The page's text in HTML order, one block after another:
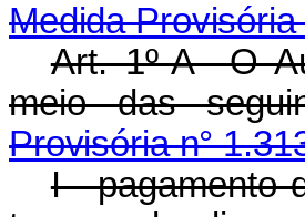
Medida
Art. 1º-A O
meio das
Provisória n°
I - pagamento